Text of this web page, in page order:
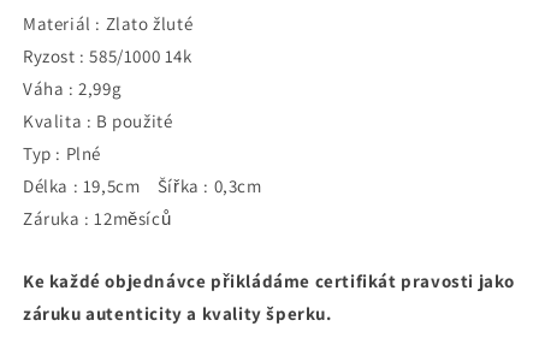
Materiál : Zlato žluté
Ryzost : 585/1000 14k
Váha : 2,99g
Kvalita : B použité
Typ : Plné
Délka : 19,5cm Šířka : 0,3cm
Záruka : 12měsíců
Ke každé objednávce přikládáme certifikát pravosti jako
záruku autenticity a kvality šperku.